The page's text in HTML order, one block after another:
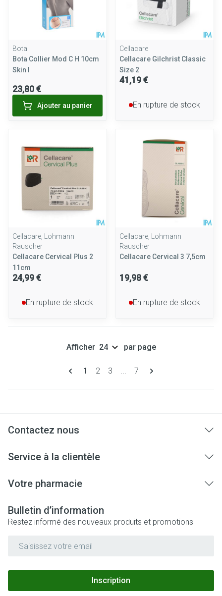
Bota
Bota Collier Mod C H 10cm
Skin l
23,80 €
Ajouter au panier
Cellacare
Cellacare Gilchrist Classic
Size 2
41,19 €
En rupture de stock
Cellacare, Lohmann
Rauscher
Cellacare Cervical Plus 2
11cm
24,99 €
En rupture de stock
Cellacare, Lohmann
Rauscher
Cellacare Cervical 3 7,5cm
19,98 €
En rupture de stock
Pages
Vous lisez actuellement la page
1 Page
2 Page
3 ... Page
7
Afficher par page
Contactez nous
Service à la clientèle
Votre pharmacie
Bulletin d’information
Restez informé des nouveaux produits et promotions
Inscription